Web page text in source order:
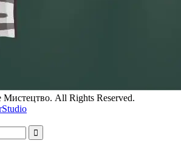
All Rights Reserved.